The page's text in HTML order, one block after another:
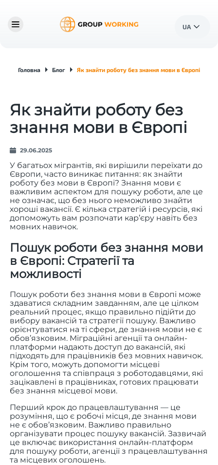
UA
Головна Блог Як знайти роботу без знання мови в Європі
Як знайти роботу без
знання мови в Європі
29.06.2025
У багатьох мігрантів, які вирішили переїхати до
Європи, часто виникає питання: як знайти
роботу без мови в Європі? Знання мови є
важливим аспектом для пошуку роботи, але це
не означає, що без нього неможливо знайти
хороші вакансії. Є кілька стратегій і ресурсів, які
допоможуть вам розпочати кар’єру навіть без
мовних навичок.
Пошук роботи без знання мови
в Європі: Стратегії та
можливості
Пошук роботи без знання мови в Європі може
здаватися складним завданням, але це цілком
реальний процес, якщо правильно підійти до
вибору вакансій та стратегії пошуку. Важливо
орієнтуватися на ті сфери, де знання мови не є
обов’язковим. Міграційні агенції та онлайн-
платформи надають доступ до вакансій, які
підходять для працівників без мовних навичок.
Крім того, можуть допомогти місцеві
оголошення та співпраця з роботодавцями, які
зацікавлені в працівниках, готових працювати
без знання місцевої мови.
Перший крок до працевлаштування — це
розуміння, що є робочі місця, де знання мови
не є обов’язковим. Важливо правильно
організувати процес пошуку вакансій. Зазвичай
це включає використання онлайн-платформ
для пошуку роботи, агенції з працевлаштування
та місцевих оголошень.